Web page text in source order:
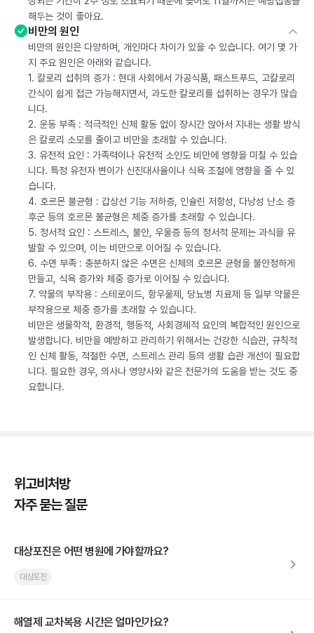
해두는 것이 좋아요.
비만의 원인
비만의 원인은 다양하며, 개인마다 차이가 있을 수 있습니다. 여기 몇 가
지 주요 원인은 아래와 같습니다.
1. 칼로리 섭취의 증가 : 현대 사회에서 가공식품, 패스트푸드, 고칼로리
간식이 쉽게 접근 가능해지면서, 과도한 칼로리를 섭취하는 경우가 많습
니다.
2. 운동 부족 : 적극적인 신체 활동 없이 장시간 앉아서 지내는 생활 방식
은 칼로리 소모를 줄이고 비만을 초래할 수 있습니다.
3. 유전적 요인 : 가족력이나 유전적 소인도 비만에 영향을 미칠 수 있습
니다. 특정 유전자 변이가 신진대사율이나 식욕 조절에 영향을 줄 수 있
습니다.
4. 호르몬 불균형 : 갑상선 기능 저하증, 인슐린 저항성, 다낭성 난소 증
후군 등의 호르몬 불균형은 체중 증가를 초래할 수 있습니다.
5. 정서적 요인 : 스트레스, 불안, 우울증 등의 정서적 문제는 과식을 유
발할 수 있으며, 이는 비만으로 이어질 수 있습니다.
6. 수면 부족 : 충분하지 않은 수면은 신체의 호르몬 균형을 불안정하게
만들고, 식욕 증가와 체중 증가로 이어질 수 있습니다.
7. 약물의 부작용 : 스테로이드, 항우울제, 당뇨병 치료제 등 일부 약물은
부작용으로 체중 증가를 초래할 수 있습니다.
비만은 생물학적, 환경적, 행동적, 사회경제적 요인의 복합적인 원인으로
발생합니다. 비만을 예방하고 관리하기 위해서는 건강한 식습관, 규칙적
인 신체 활동, 적절한 수면, 스트레스 관리 등의 생활 습관 개선이 필요합
니다. 필요한 경우, 의사나 영양사와 같은 전문가의 도움을 받는 것도 중
요합니다.
위고비처방
자주 묻는 질문
대상포진은 어떤 병원에 가야할까요?
대상포진
해열제 교차복용 시간은 얼마인가요?